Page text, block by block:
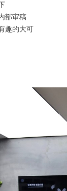
部审稿
趣的大可